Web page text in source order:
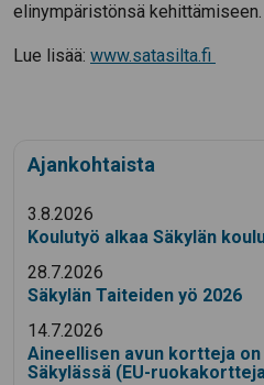
elinympäristönsä kehittämiseen.
Lue lisää: www.satasilta.fi
Ajankohtaista
3.8.2026
Koulutyö alkaa Säkylän
28.7.2026
Säkylän Taiteiden yö 2026
14.7.2026
Aineellisen avun kortteja
Säkylässä (EU-